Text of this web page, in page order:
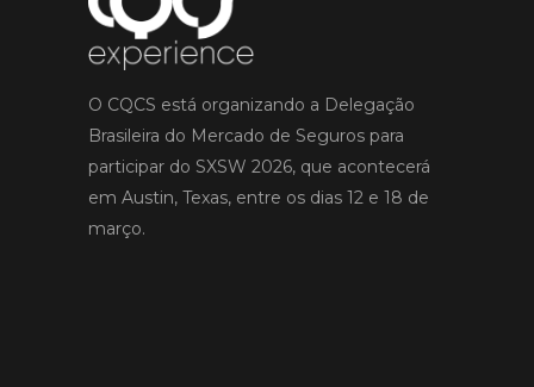
O CQCS está organizando a Delegação
Brasileira do Mercado de Seguros para
participar do SXSW 2026, que acontecerá
em Austin, Texas, entre os dias 12 e 18 de
março.